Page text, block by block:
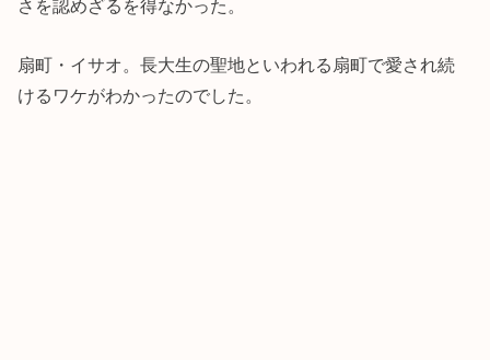
さを認めざるを得なかった。
扇町・イサオ。長大生の聖地といわれる扇町で愛され続
けるワケがわかったのでした。